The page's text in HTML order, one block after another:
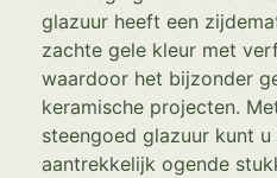
glazuur heeft een
zachte gele kleur met
waardoor het bijzonder
keramische projecten.
steengoed glazuur kunt u
aantrekkelijk ogende